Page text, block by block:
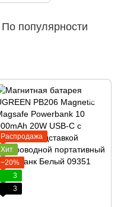
По популярности
Распродажа
Хит
−20%
3
3